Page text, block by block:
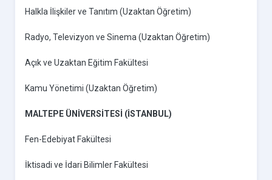
Halkla İlişkiler ve Tanıtım (Uzaktan Öğretim)
Radyo, Televizyon ve Sinema (Uzaktan Öğretim)
Açık ve Uzaktan Eğitim Fakültesi
Kamu Yönetimi (Uzaktan Öğretim)
MALTEPE ÜNİVERSİTESİ (İSTANBUL)
Fen-Edebiyat Fakültesi
İktisadi ve İdari Bilimler Fakültesi